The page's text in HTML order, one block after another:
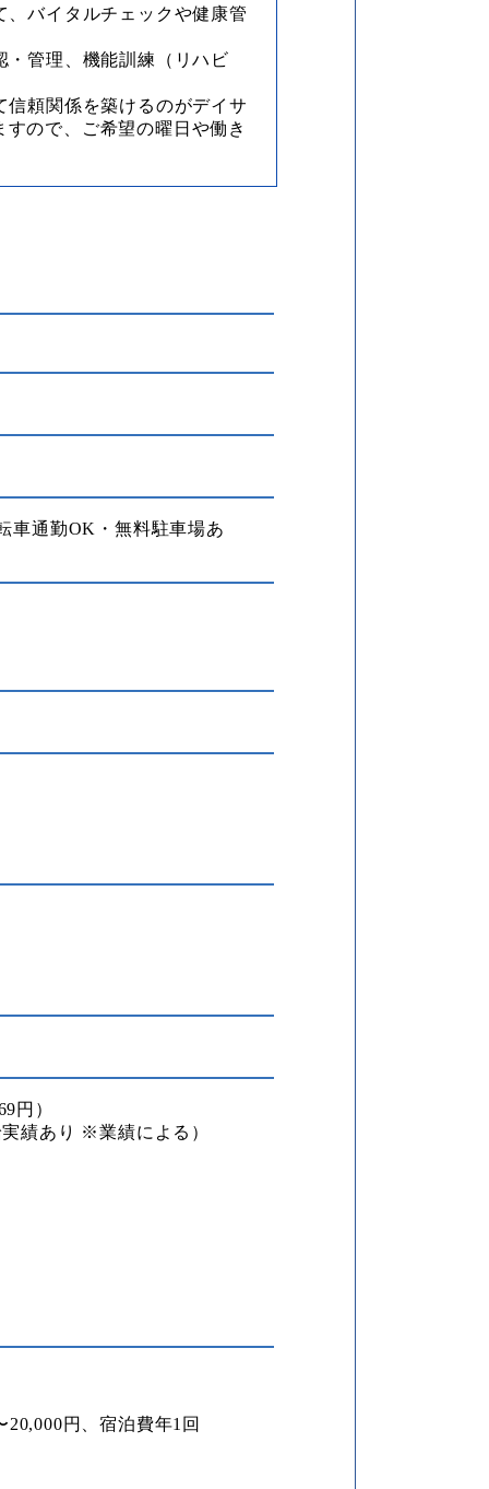
バイタルチェックや健康管
・管理、機能訓練（リハビ
頼関係を築けるのがデイサ
ので、ご希望の曜日や働き
車通勤OK・無料駐車場あ
円）
績あり ※業績による）
円、宿泊費年1回